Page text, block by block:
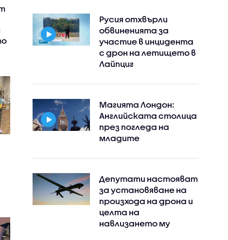
Русия отхвърли
обвиненията за
участие в инцидента
с дрон на летището в
Лайпциг
Магията Лондон:
Английската столица
през погледа на
младите
Депутати настояват
за установяване на
произхода на дрона и
целта на
навлизането му